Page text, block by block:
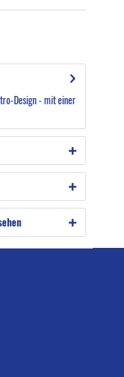
Design - mit einer